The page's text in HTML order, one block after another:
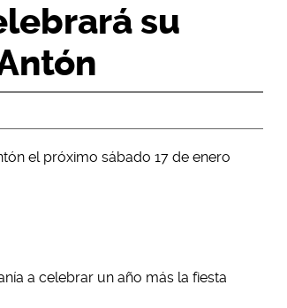
su
el próximo sábado 17 de enero
a celebrar un año más la fiesta